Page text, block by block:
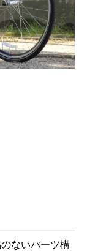
ないパーツ構